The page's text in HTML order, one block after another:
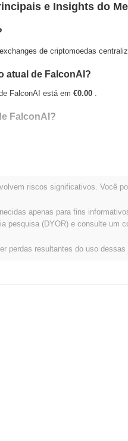
e Insights do
de criptomoedas
atual de FalconAI?
FalconAI está em €0.00 .
FalconAI?
em comparação com o
abaixo do mercado cripto
relação ao momentum do
riscos significativos. Você
apenas para fins
pesquisa (DYOR) e consulte um
perdas resultantes do uso dessas